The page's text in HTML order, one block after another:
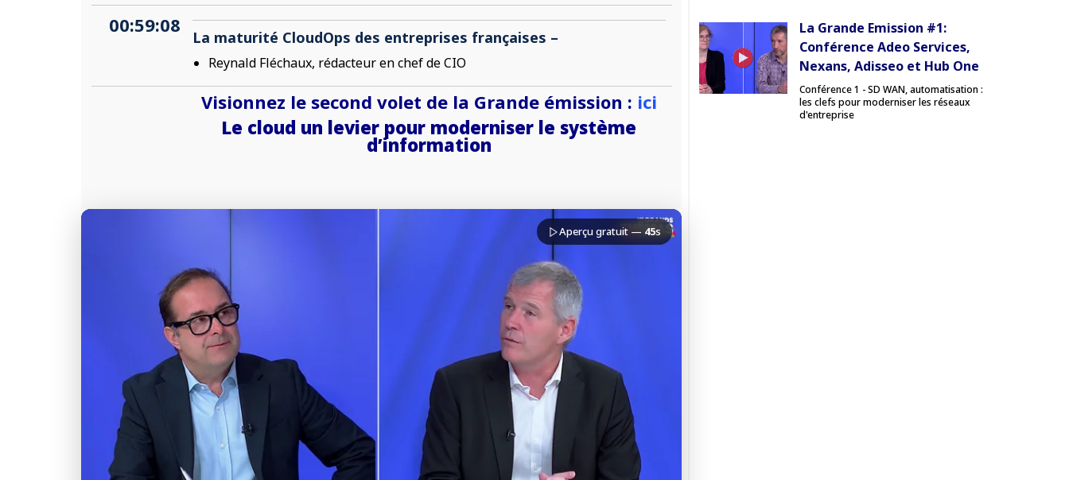
00:59:08
La maturité CloudOps des entreprises françaises –
Reynald Fléchaux, rédacteur en chef de CIO
Visionnez le second volet de la Grande émission : ici
Le cloud un levier pour moderniser le système
d’information
Aperçu gratuit — 45s
charte de confidentialité
du Monde
Débloquer la vidéo
La Grande Emission #1:
Conférence Adeo Services,
Nexans, Adisseo et Hub One
Conférence 1 - SD WAN, automatisation :
les clefs pour moderniser les réseaux
d'entreprise